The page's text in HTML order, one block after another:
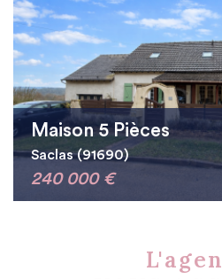
Maison 5 Pièces
Saclas (91690)
240 000 €